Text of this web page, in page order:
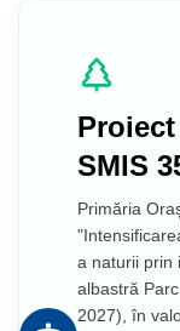
SMIS
Primăria
a naturii prin
albastră
2027), în